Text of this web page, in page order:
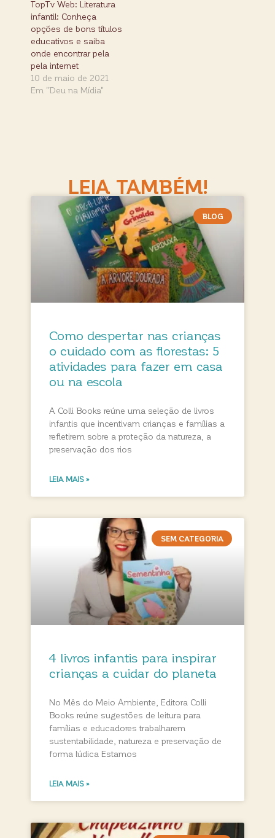
TopTv Web: Literatura
infantil: Conheça
opções de bons títulos
educativos e saiba
onde encontrar pela
pela internet
10 de maio de 2021
Em "Deu na Mídia"
LEIA TAMBÉM!
BLOG
Como despertar nas crianças
o cuidado com as florestas: 5
atividades para fazer em casa
ou na escola
A Colli Books reúne uma seleção de livros
infantis que incentivam crianças e famílias a
refletirem sobre a proteção da natureza, a
preservação dos rios
LEIA MAIS »
SEM CATEGORIA
4 livros infantis para inspirar
crianças a cuidar do planeta
No Mês do Meio Ambiente, Editora Colli
Books reúne sugestões de leitura para
famílias e educadores trabalharem
sustentabilidade, natureza e preservação de
forma lúdica Estamos
LEIA MAIS »